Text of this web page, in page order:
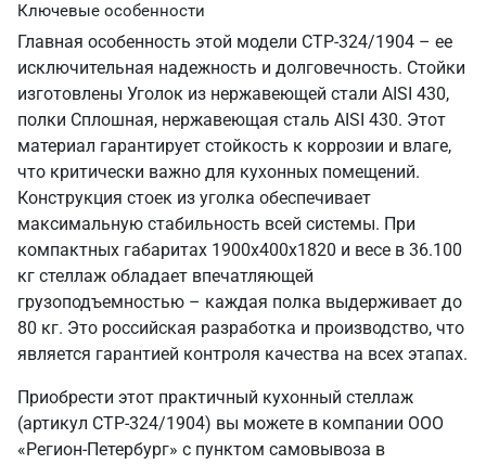
Ключевые особенности
Главная особенность этой модели СТР-324/1904 – ее
исключительная надежность и долговечность. Стойки
изготовлены Уголок из нержавеющей стали AISI 430,
полки Сплошная, нержавеющая сталь AISI 430. Этот
материал гарантирует стойкость к коррозии и влаге,
что критически важно для кухонных помещений.
Конструкция стоек из уголка обеспечивает
максимальную стабильность всей системы. При
компактных габаритах 1900х400х1820 и весе в 36.100
кг стеллаж обладает впечатляющей
грузоподъемностью – каждая полка выдерживает до
80 кг. Это российская разработка и производство, что
является гарантией контроля качества на всех этапах.
Приобрести этот практичный кухонный стеллаж
(артикул СТР-324/1904) вы можете в компании ООО
«Регион-Петербург» с пунктом самовывоза в